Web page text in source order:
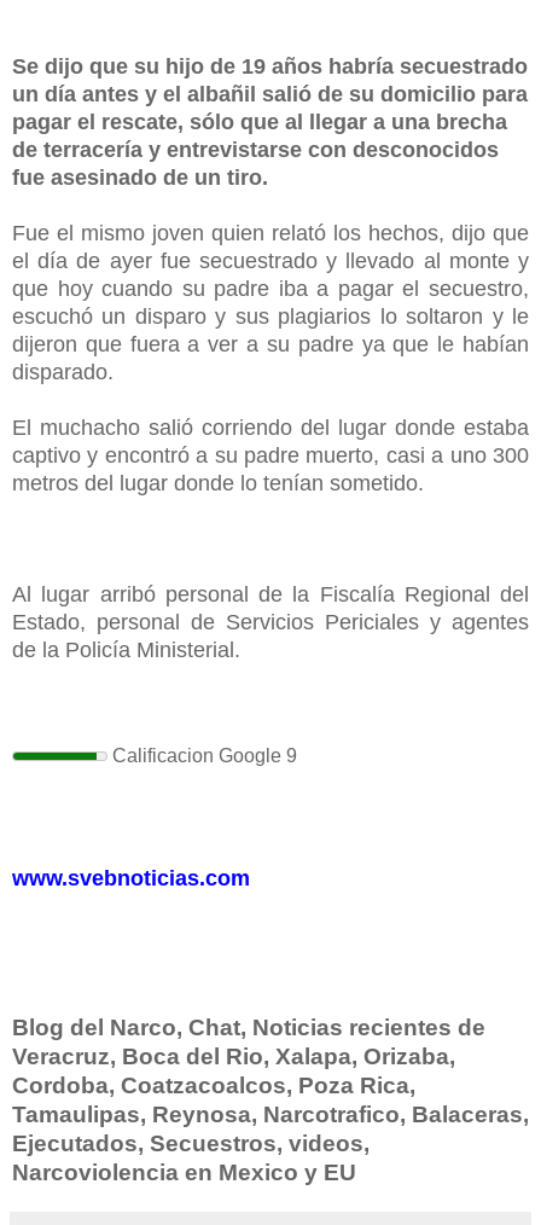
Se dijo que su hijo de 19 años habría secuestrado
un día antes y el albañil salió de su domicilio para
pagar el rescate, sólo que al llegar a una brecha
de terracería y entrevistarse con desconocidos
fue asesinado de un tiro.
Fue el mismo joven quien relató los hechos, dijo que
el día de ayer fue secuestrado y llevado al monte y
que hoy cuando su padre iba a pagar el secuestro,
escuchó un disparo y sus plagiarios lo soltaron y le
dijeron que fuera a ver a su padre ya que le habían
disparado.
El muchacho salió corriendo del lugar donde estaba
captivo y encontró a su padre muerto, casi a uno 300
metros del lugar donde lo tenían sometido.
Al lugar arribó personal de la Fiscalía Regional del
Estado, personal de Servicios Periciales y agentes
de la Policía Ministerial.
Calificacion Google9
www.svebnoticias.com
Blog del Narco, Chat, Noticias recientes de
Veracruz, Boca del Rio, Xalapa, Orizaba,
Cordoba, Coatzacoalcos, Poza Rica,
Tamaulipas, Reynosa, Narcotrafico, Balaceras,
Ejecutados, Secuestros, videos,
Narcoviolencia en Mexico y EU